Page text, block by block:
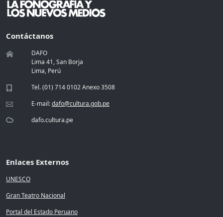
Contáctanos
DAFO
Lima 41, San Borja
Lima, Perú
Tel. (01) 714 0102 Anexo 3508
E-mail:dafo@cultura.gob.pe
dafo.cultura.pe
Enlaces Externos
UNESCO
Gran Teatro Nacional
Portal del Estado Peruano